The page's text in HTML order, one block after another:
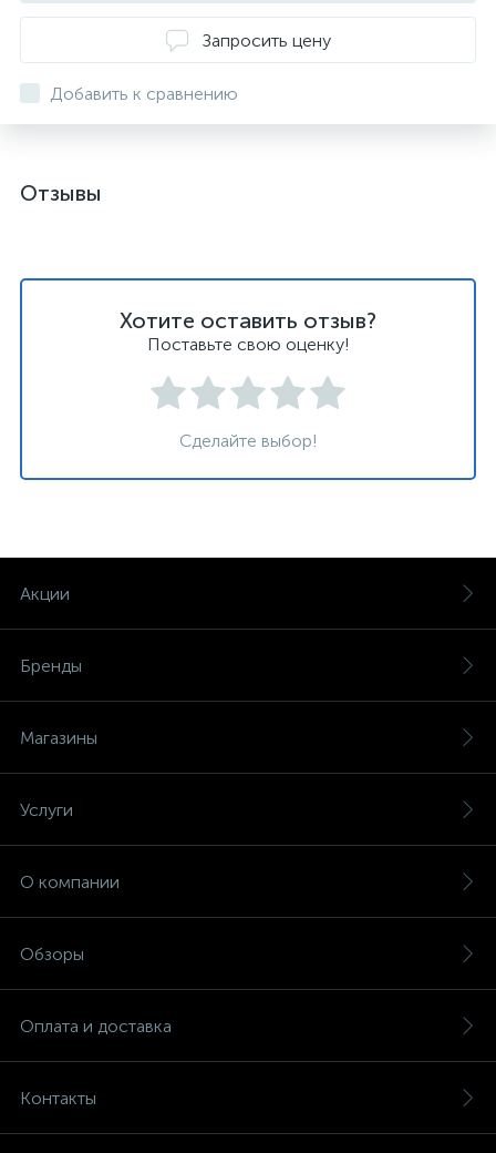
Запросить цену
Добавить к сравнению
Отзывы
Хотите оставить отзыв?
Поставьте свою оценку!
Сделайте выбор!
Акции
Бренды
Магазины
Услуги
О компании
Обзоры
Оплата и доставка
Контакты